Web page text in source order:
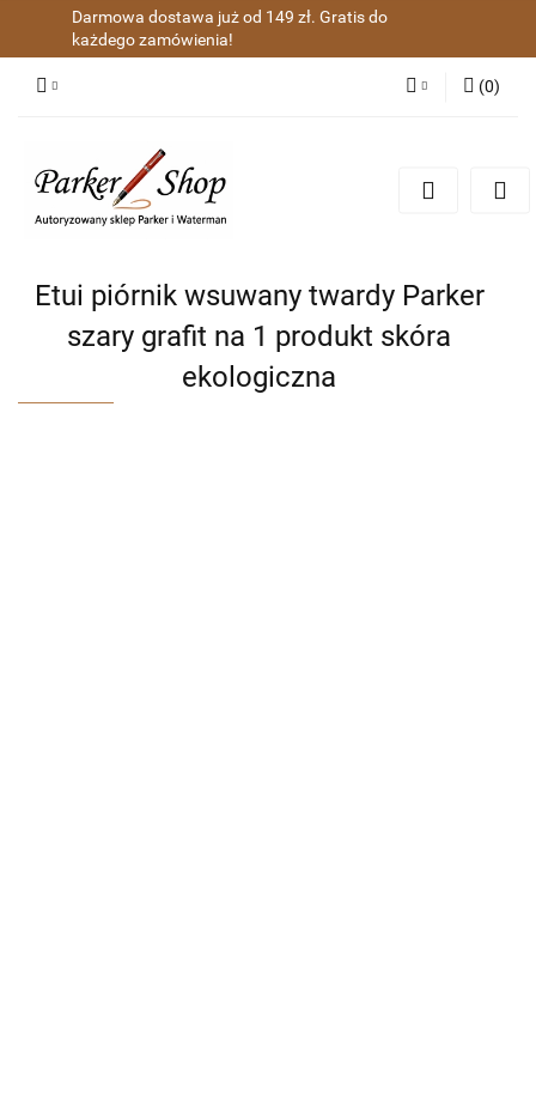
Darmowa dostawa już od 149 zł. Gratis do
każdego zamówienia!
Zarejestruj się
(0)
Etui piórnik wsuwany twardy Parker
szary grafit na 1 produkt skóra
ekologiczna